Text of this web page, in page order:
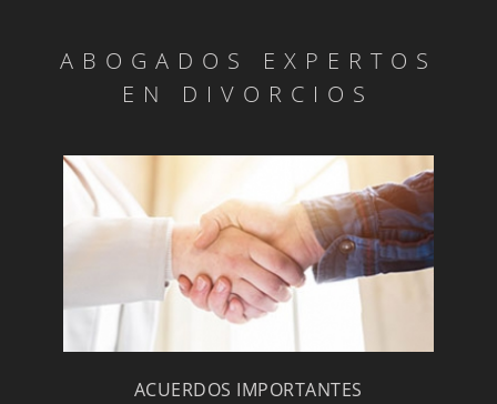
ABOGADOS EXPERTOS
EN DIVORCIOS
ACUERDOS IMPORTANTES